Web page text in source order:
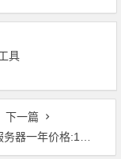
起，全栈AI特惠一
具
下一篇
:1核2G87元,2核4G301元,4核8G764元